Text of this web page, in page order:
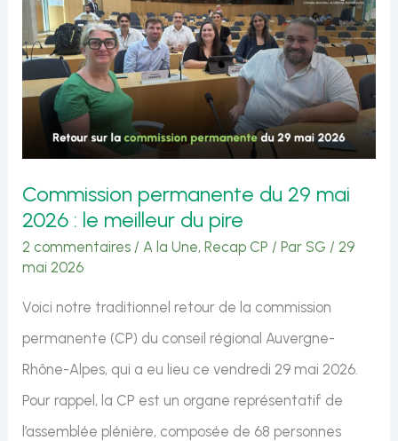
juin
2026
meilleur
pire
Commission permanente du 29 mai
2026 : le meilleur du pire
2 commentaires / A la Une,Recap CP / Par SG / 29
mai 2026
Voici notre traditionnel retour de la commission
permanente (CP) du conseil régional Auvergne-
Rhône-Alpes, qui a eu lieu ce vendredi 29 mai 2026.
Pour rappel, la CP est un organe représentatif de
l’assemblée plénière, composée de 68 personnes